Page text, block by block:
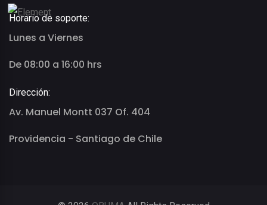
Horario de soporte:
Lunes a Viernes
De 08:00 a 16:00 hrs
Dirección:
Av. Manuel Montt 037 Of. 404
Providencia - Santiago de Chile